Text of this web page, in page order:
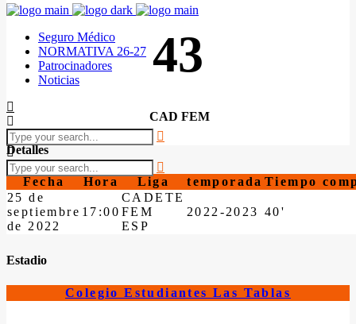
Seguro Médico
NORMATIVA 26-27
Patrocinadores
Noticias
43
CAD FEM
Detalles
Fecha Hora Liga temporada Tiempo
25 de
septiembre
de 2022
17:00
CADETE
FEM
ESP
2022-2023 40'
Estadio
Colegio Estudiantes Las Tablas